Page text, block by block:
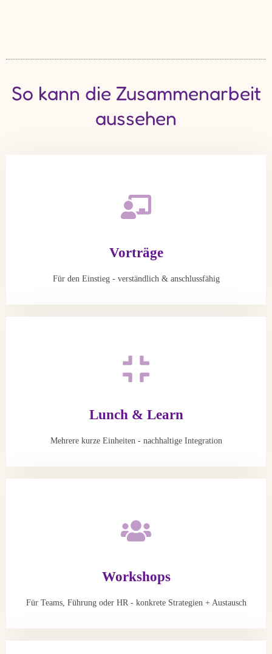
So kann die Zusammenarbeit
aussehen
Vorträge
Für den Einstieg - verständlich & anschlussfähig
Lunch & Learn
Mehrere kurze Einheiten - nachhaltige Integration
Workshops
Für Teams, Führung oder HR - konkrete Strategien + Austausch